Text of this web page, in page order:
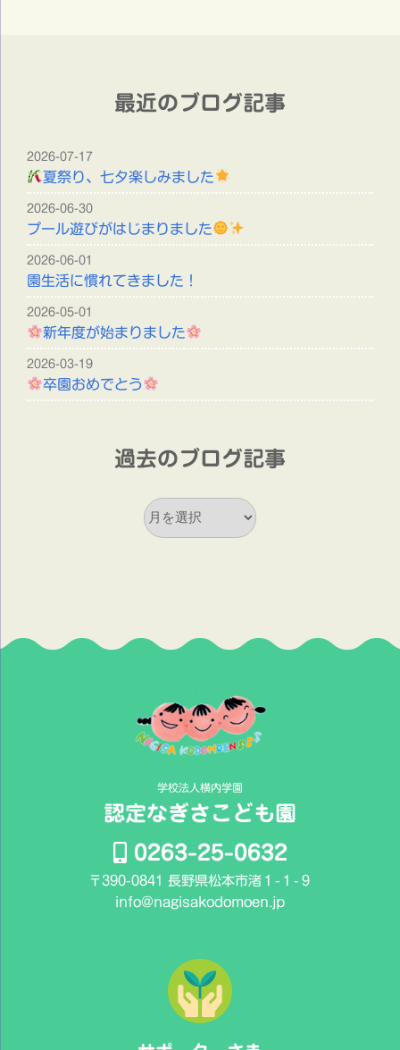
最近のブログ記事
夏祭り、七夕楽しみました
2026-07-17
プール遊びがはじまりました
2026-06-30
園生活に慣れてきました！
2026-06-01
新年度が始まりました
2026-05-01
卒園おめでとう
2026-03-19
過去のブログ記事
記
学校法人横内学園
認定なぎさこども園
0263-25-0632
〒390-0841 長野県松本市渚１-１-９
info@nagisakodomoen.jp